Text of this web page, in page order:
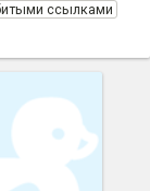
ссылками